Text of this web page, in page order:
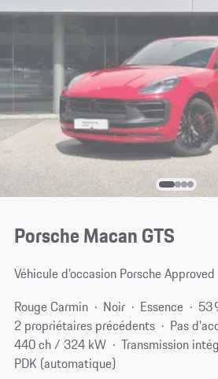
Porsche Macan GTS
Véhicule d’occasion Porsche Approved
Rouge Carmin
Noir Essence 53
2 propriétaires précédents
Pas
440 ch / 324 kW
Transmission
PDK (automatique)